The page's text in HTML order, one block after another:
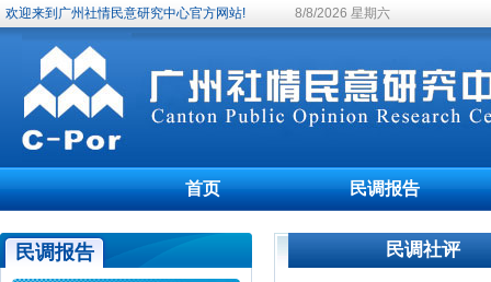
欢迎来到广州社情民意研究中心官方网站! 8/8/2026 星期六
首页 民调报告
民调报告 民调社评